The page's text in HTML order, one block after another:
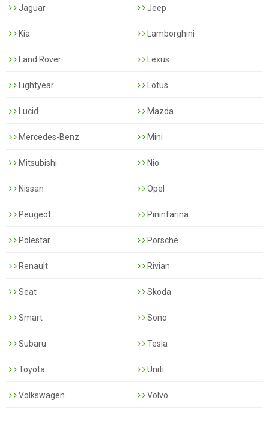
Jaguar Jeep
Kia Lamborghini
Land Rover Lexus
Lightyear Lotus
Lucid Mazda
Mercedes-Benz Mini
Mitsubishi Nio
Nissan Opel
Peugeot Pininfarina
Polestar Porsche
Renault Rivian
Seat Skoda
Smart Sono
Subaru Tesla
Toyota Uniti
Volkswagen Volvo